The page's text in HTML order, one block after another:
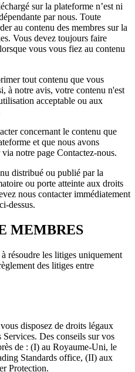
sur la plateforme n’est ni
par nous. Toute
au contenu des membres sur la
Vous devez toujours faire
vous vous fiez au contenu
tout contenu que vous
à notre avis, votre contenu n'est
acceptable ou aux
concernant le contenu que
et que nous avons
notre page Contactez-nous.
distribué ou publié par la
ou porte atteinte aux droits
nous contacter immédiatement
dessus.
MEMBRES
résoudre les litiges uniquement
des litiges entre
disposez de droits légaux
Des conseils sur vos
de : (I) au Royaume-Uni, le
Standards office, (II) aux
Protection.